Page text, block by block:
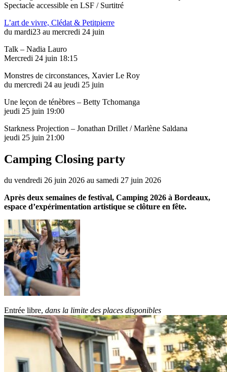
Spectacle accessible en LSF / Surtitré
L’art de vivre, Clédat & Petitpierre
du mardi23 au mercredi 24 juin
Talk – Nadia Lauro
Mercredi 24 juin 18:15
Monstres de circonstances, Xavier Le Roy
du mercredi 24 au jeudi 25 juin
Une leçon de ténèbres – Betty Tchomanga
jeudi 25 juin 19:00
Starkness Projection – Jonathan Drillet / Marlène Saldana
jeudi 25 juin 21:00
Camping Closing party
du vendredi 26 juin 2026 au samedi 27 juin 2026
Après deux semaines de festival, Camping 2026 à Bordeaux,
espace d’expérimentation artistique se clôture en fête.
Entrée libre, dans la limite des places disponibles